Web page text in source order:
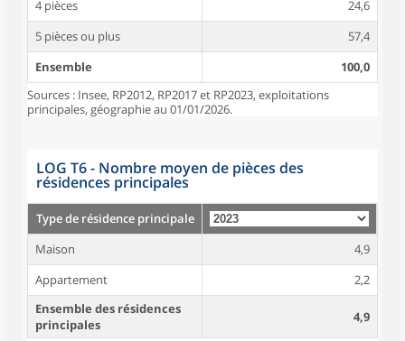
4 pièces
24,6
5 pièces ou plus
57,4
Ensemble
100,0
Sources : Insee, RP2012, RP2017 et RP2023, exploitations
principales, géographie au 01/01/2026.
LOG T6 - Nombre moyen de pièces des
résidences principales
Type de résidence principale
Maison
4,9
Appartement
2,2
Ensemble des résidences
principales
4,9